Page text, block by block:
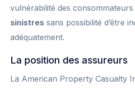
vulnérabilité des consommateurs
sinistres sans possibilité d’être
adéquatement.
La position des assureurs
La American Property Casualty